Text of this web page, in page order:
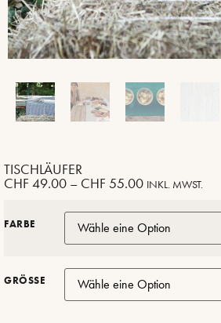
TISCHLÄUFER
CHF 49.00 – CHF 55.00 INKL. MWST.
FARBE
GRÖSSE